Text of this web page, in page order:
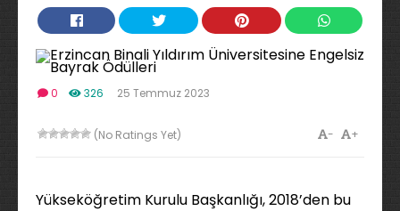
0 326 25 Temmuz 2023
(No Ratings Yet) +
-
Yükseköğretim Kurulu Başkanlığı, 2018’den bu